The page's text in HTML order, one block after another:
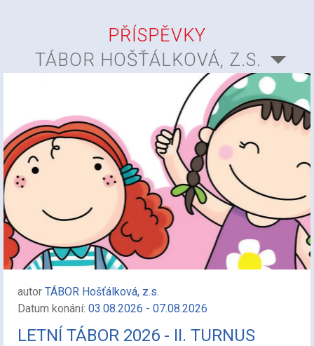
PŘÍSPĚVKY
TÁBOR HOŠŤÁLKOVÁ, Z.S.
autor TÁBOR Hošťálková, z.s.
Datum konání: 03.08.2026 - 07.08.2026
LETNÍ TÁBOR 2026 - II. TURNUS